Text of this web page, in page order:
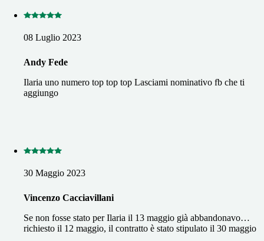
08 Luglio 2023
Andy Fede
Ilaria uno numero top top top Lasciami nominativo fb che ti
aggiungo
30 Maggio 2023
Vincenzo Cacciavillani
Se non fosse stato per Ilaria il 13 maggio già abbandonavo…
richiesto il 12 maggio, il contratto è stato stipulato il 30 maggio